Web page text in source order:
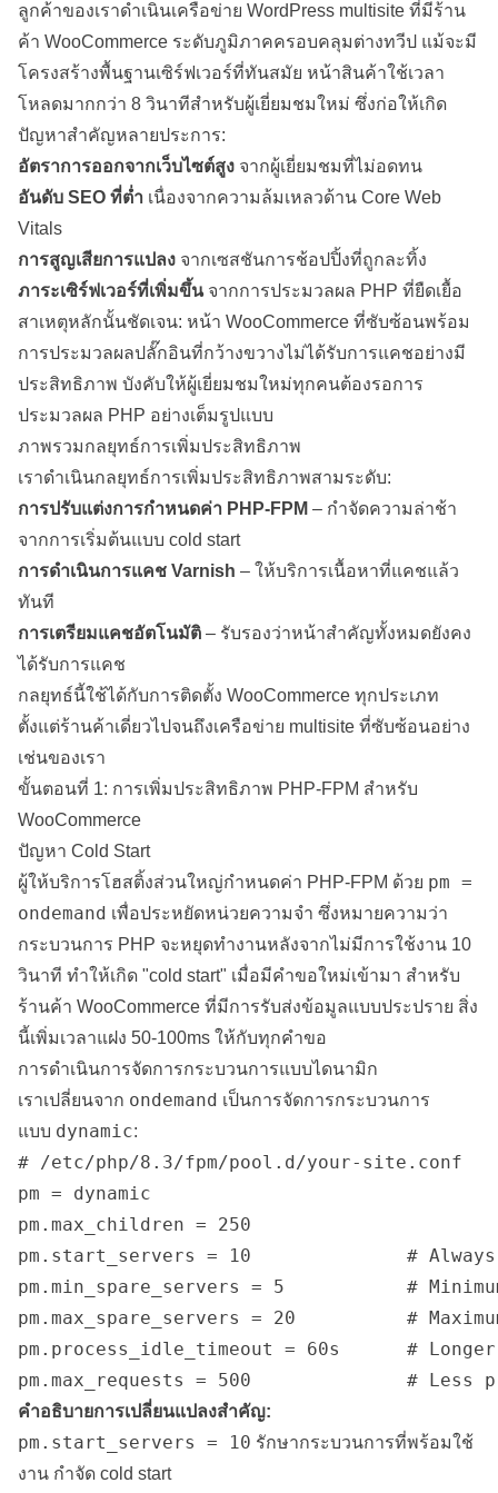
ลูกค้าของเราดำเนินเครือข่าย WordPress multisite ที่มีร้าน
ค้า WooCommerce ระดับภูมิภาคครอบคลุมต่างทวีป แม้จะมี
โครงสร้างพื้นฐานเซิร์ฟเวอร์ที่ทันสมัย หน้าสินค้าใช้เวลา
โหลดมากกว่า 8 วินาทีสำหรับผู้เยี่ยมชมใหม่ ซึ่งก่อให้เกิด
ปัญหาสำคัญหลายประการ:
อัตราการออกจากเว็บไซต์สูง จากผู้เยี่ยมชมที่ไม่อดทน
อันดับ SEO ที่ต่ำ เนื่องจากความล้มเหลวด้าน Core Web
Vitals
การสูญเสียการแปลง จากเซสชันการช้อปปิ้งที่ถูกละทิ้ง
ภาระเซิร์ฟเวอร์ที่เพิ่มขึ้นจากการประมวลผล PHP ที่ยืดเยื้อ
สาเหตุหลักนั้นชัดเจน: หน้า WooCommerce ที่ซับซ้อนพร้อม
การประมวลผลปลั๊กอินที่กว้างขวางไม่ได้รับการแคชอย่างมี
ประสิทธิภาพ บังคับให้ผู้เยี่ยมชมใหม่ทุกคนต้องรอการ
ประมวลผล PHP อย่างเต็มรูปแบบ
ภาพรวมกลยุทธ์การเพิ่มประสิทธิภาพ
เราดำเนินกลยุทธ์การเพิ่มประสิทธิภาพสามระดับ:
การปรับแต่งการกำหนดค่า PHP-FPM – กำจัดความล่าช้า
จากการเริ่มต้นแบบ cold start
การดำเนินการแคช Varnish – ให้บริการเนื้อหาที่แคชแล้ว
ทันที
การเตรียมแคชอัตโนมัติ – รับรองว่าหน้าสำคัญทั้งหมดยังคง
ได้รับการแคช
กลยุทธ์นี้ใช้ได้กับการติดตั้ง WooCommerce ทุกประเภท
ตั้งแต่ร้านค้าเดี่ยวไปจนถึงเครือข่าย multisite ที่ซับซ้อนอย่าง
เช่นของเรา
ขั้นตอนที่ 1: การเพิ่มประสิทธิภาพ PHP-FPM สำหรับ
WooCommerce
ปัญหา Cold Start
ผู้ให้บริการโฮสติ้งส่วนใหญ่กำหนดค่า PHP-FPM ด้วย pm =
ondemand เพื่อประหยัดหน่วยความจำ ซึ่งหมายความว่า
กระบวนการ PHP จะหยุดทำงานหลังจากไม่มีการใช้งาน 10
วินาที ทำให้เกิด "cold start" เมื่อมีคำขอใหม่เข้ามา สำหรับ
ร้านค้า WooCommerce ที่มีการรับส่งข้อมูลแบบประปราย สิ่ง
นี้เพิ่มเวลาแฝง 50-100ms ให้กับทุกคำขอ
การดำเนินการจัดการกระบวนการแบบไดนามิก
เราเปลี่ยนจาก ondemand เป็นการจัดการกระบวนการ
แบบ dynamic:
# /etc/php/8.3/fpm/pool.d/your-site.conf
pm = dynamic
pm.max_children = 250
pm.start_servers = 10              # Always-
pm.min_spare_servers = 5           #
pm.max_spare_servers = 20          #
pm.process_idle_timeout = 60s      # Longer
คำอธิบายการเปลี่ยนแปลงสำคัญ:
pm.start_servers = 10 รักษากระบวนการที่พร้อมใช้
งาน กำจัด cold start